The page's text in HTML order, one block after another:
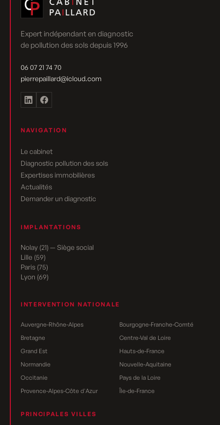
Expert indépendant en diagnostic
de pollution des sols depuis 1996
06 07 21 74 70
pierrepaillard@icloud.com
NAVIGATION
Le cabinet
Diagnostic pollution des sols
Expertises immobilières
Actualités
Demander un diagnostic
IMPLANTATIONS
Nolay (21) — Siège social
Lille (59)
Paris (75)
Lyon (69)
INTERVENTION NATIONALE
Auvergne-Rhône-Alpes
Bourgogne-Franche-Comté
Bretagne
Centre-Val de Loire
Grand Est
Hauts-de-France
Normandie
Nouvelle-Aquitaine
Occitanie
Pays de la Loire
Provence-Alpes-Côte d'Azur
Île-de-France
PRINCIPALES VILLES